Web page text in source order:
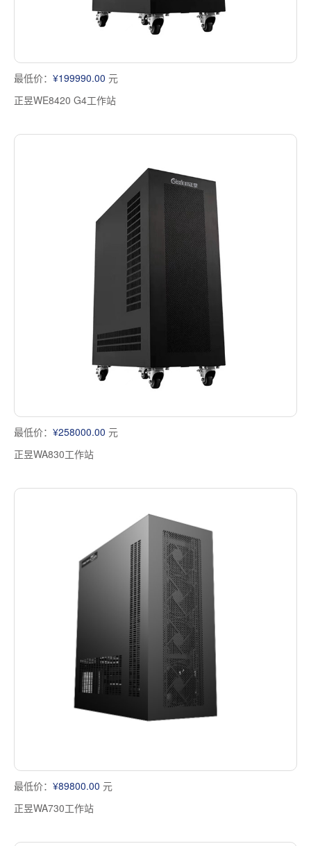
最低价： ¥199990.00 元
正昱WE8420 G4工作站
最低价： ¥258000.00 元
正昱WA830工作站
最低价： ¥89800.00 元
正昱WA730工作站